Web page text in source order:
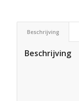
Beschrijving
Beschrijving